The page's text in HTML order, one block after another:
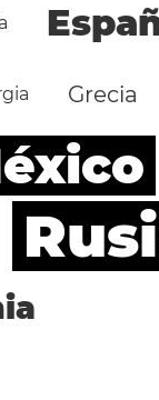
Grecia